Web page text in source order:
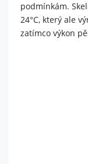
podmínkám.
24°C, který ale
zatímco výkon